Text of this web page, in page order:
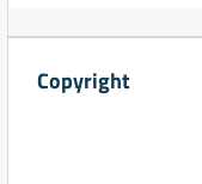
Copyright